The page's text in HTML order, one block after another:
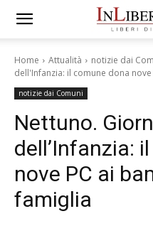
Home Attualità notizie dai
dell'Infanzia: il comune dona
notizie dai Comuni
Nettuno.
dell’Infanzia:
nove PC ai
famiglia